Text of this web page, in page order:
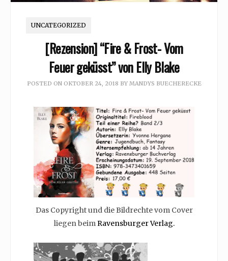
UNCATEGORIZED
[Rezension] “Fire & Frost- Vom
Feuer geküsst” von Elly Blake
POSTED ON OKTOBER 24, 2018 BY MANDYS BUECHERECKE
Das Copyright und die Bildrechte vom Cover
liegen beimRavensburger Verlag.